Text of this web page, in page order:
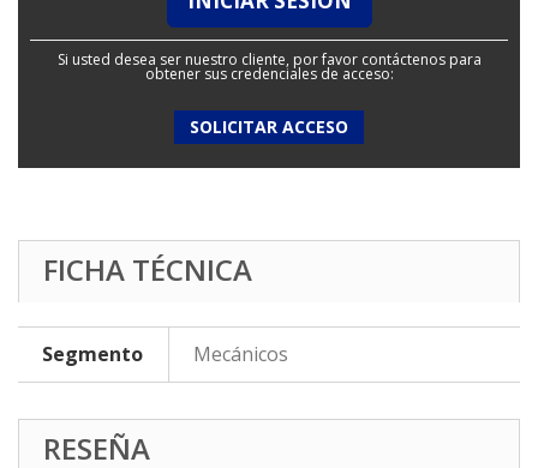
Si usted desea ser nuestro cliente, por favor contáctenos para
obtener sus credenciales de acceso:
SOLICITAR ACCESO
FICHA TÉCNICA
Segmento Mecánicos
RESEÑA